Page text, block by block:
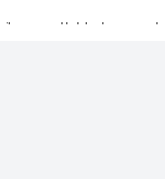
ile spor ayakkabılar, her yaş